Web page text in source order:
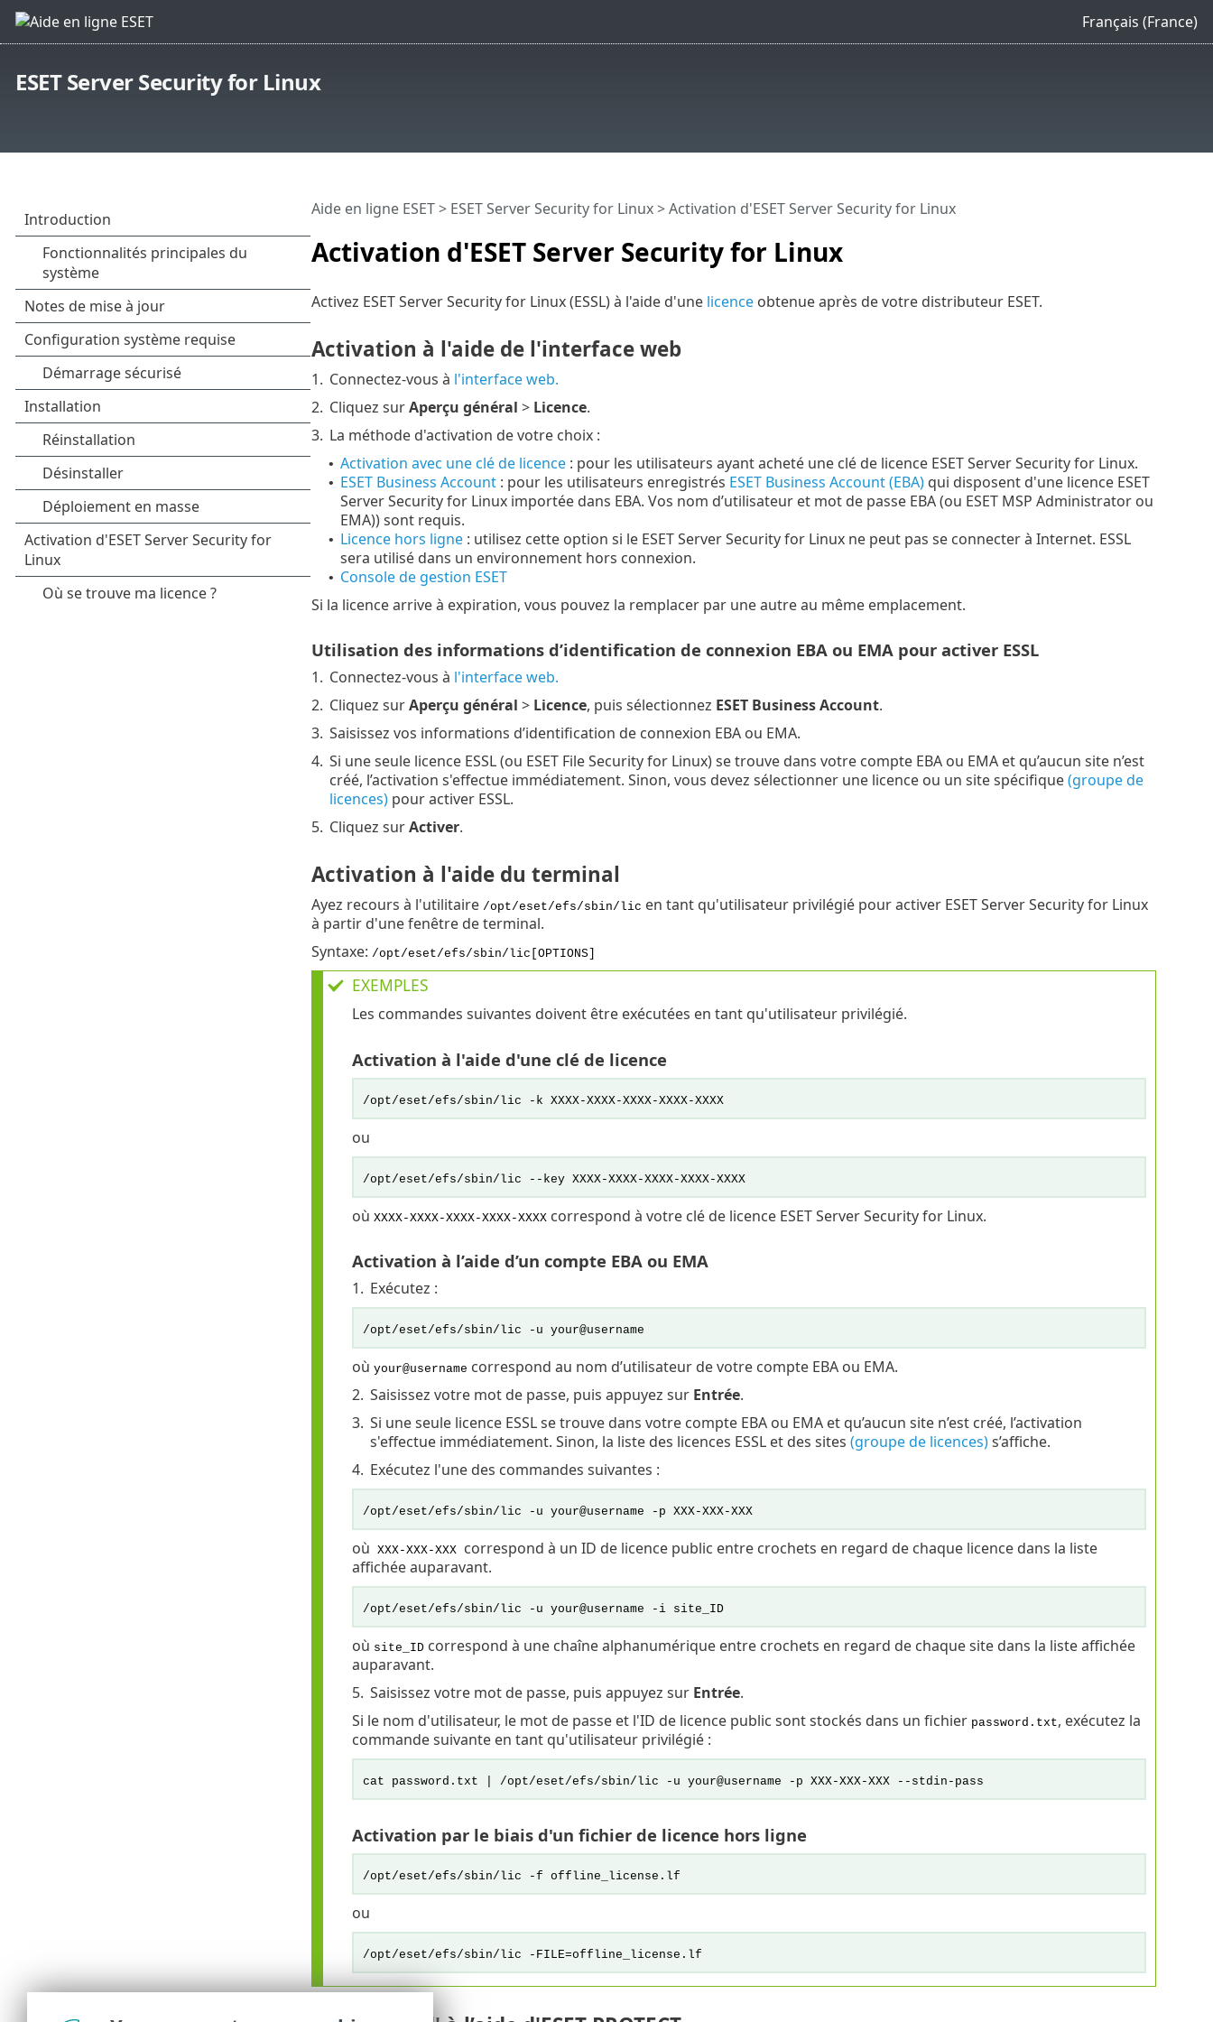
Français (France)
ESET Server Security for Linux
Activation d'ESET Server Security for Linux
Aide en ligne ESET> ESET Server Security for Linux>Activation d'ESET Server Security for Linux
Activez ESET Server Security for Linux (ESSL) à l'aide d'une licenceobtenue après de votre distributeur ESET.
Activation à l'aide de l'interface web
1. Connectez-vous à l'interface web.
2. Cliquez surAperçu général > Licence.
3. La méthode d'activation de votre choix :
• Activation avec une clé de licence: pour les utilisateurs ayant acheté une clé de licence ESET Server Security for Linux.
• ESET Business Account: pour les utilisateurs enregistrés ESET Business Account (EBA)qui disposent d'une licence ESET
Server Security for Linux importée dans EBA. Vos nom d’utilisateur et mot de passe EBA (ou ESET MSP Administrator ou
EMA)) sont requis.
• Licence hors ligne: utilisez cette option si le ESET Server Security for Linux ne peut pas se connecter à Internet. ESSL
sera utilisé dans un environnement hors connexion.
• Console de gestion ESET
Si la licence arrive à expiration, vous pouvez la remplacer par une autre au même emplacement.
Utilisation des informations d’identification de connexion EBA ou EMA pour activer ESSL
1. Connectez-vous à l'interface web.
2. Cliquez surAperçu général > Licence, puis sélectionnez ESET Business Account.
3. Saisissez vos informations d’identification de connexion EBA ou EMA.
4. Si une seule licence ESSL (ou ESET File Security for Linux) se trouve dans votre compte EBA ou EMA et qu’aucun site n’est
créé, l’activation s'effectue immédiatement. Sinon, vous devez sélectionner une licence ou un site spécifique(groupe de
licences)pour activer ESSL.
5. Cliquez surActiver.
Activation à l'aide du terminal
Ayez recours à l'utilitaire /opt/eset/efs/sbin/lic en tant qu'utilisateur privilégié pour activer ESET Server Security for Linux
à partir d'une fenêtre de terminal.
Syntaxe: /opt/eset/efs/sbin/lic [OPTIONS]
EXEMPLES
Les commandes suivantes doivent être exécutées en tant qu'utilisateur privilégié.
Activation à l'aide d'une clé de licence
/opt/eset/efs/sbin/lic -k XXXX-XXXX-XXXX-XXXX-XXXX
ou
/opt/eset/efs/sbin/lic --key XXXX-XXXX-XXXX-XXXX-XXXX
où XXXX-XXXX-XXXX-XXXX-XXXXcorrespond à votre clé de licence ESET Server Security for Linux.
Activation à l’aide d’un compte EBA ou EMA
1. Exécutez :
/opt/eset/efs/sbin/lic -u your@username
où your@username correspond au nom d’utilisateur de votre compte EBA ou EMA.
2. Saisissez votre mot de passe, puis appuyez sur Entrée.
3. Si une seule licence ESSL se trouve dans votre compte EBA ou EMA et qu’aucun site n’est créé, l’activation
s'effectue immédiatement. Sinon, la liste des licences ESSL et des sites (groupe de licences)s’affiche.
4. Exécutez l'une des commandes suivantes :
/opt/eset/efs/sbin/lic -u your@username -p XXX-XXX-XXX
où XXX-XXX-XXX correspond à un ID de licence public entre crochets en regard de chaque licence dans la liste
affichée auparavant.
/opt/eset/efs/sbin/lic -u your@username -i site_ID
où site_IDcorrespond à une chaîne alphanumérique entre crochets en regard de chaque site dans la liste affichée
auparavant.
5. Saisissez votre mot de passe, puis appuyez sur Entrée.
Si le nom d'utilisateur, le mot de passe et l'ID de licence public sont stockés dans un fichier password.txt, exécutez la
commande suivante en tant qu'utilisateur privilégié :
cat password.txt | /opt/eset/efs/sbin/lic -u your@username -p XXX-XXX-XXX --stdin-pass
Activation par le biais d'un fichier de licence hors ligne
/opt/eset/efs/sbin/lic -f offline_license.lf
ou
/opt/eset/efs/sbin/lic -FILE=offline_license.lf